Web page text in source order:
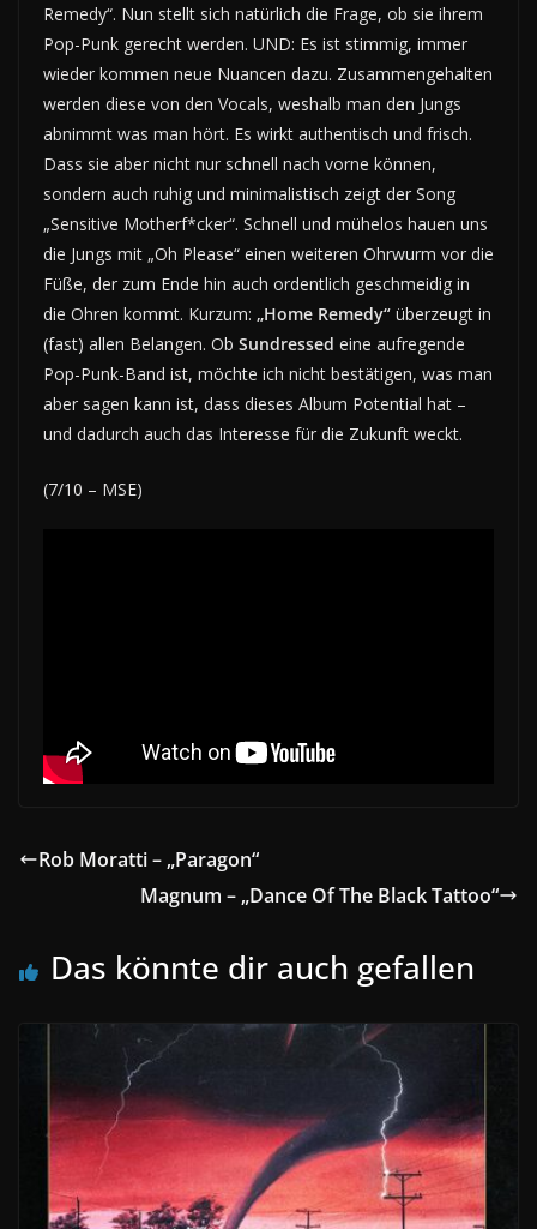
Remedy“. Nun stellt sich natürlich die Frage, ob sie ihrem
Pop-Punk gerecht werden. UND: Es ist stimmig, immer
wieder kommen neue Nuancen dazu. Zusammengehalten
werden diese von den Vocals, weshalb man den Jungs
abnimmt was man hört. Es wirkt authentisch und frisch.
Dass sie aber nicht nur schnell nach vorne können,
sondern auch ruhig und minimalistisch zeigt der Song
„Sensitive Motherf*cker“. Schnell und mühelos hauen uns
die Jungs mit „Oh Please“ einen weiteren Ohrwurm vor die
Füße, der zum Ende hin auch ordentlich geschmeidig in
die Ohren kommt. Kurzum: „Home Remedy“ überzeugt in
(fast) allen Belangen. Ob Sundressed eine aufregende
Pop-Punk-Band ist, möchte ich nicht bestätigen, was man
aber sagen kann ist, dass dieses Album Potential hat –
und dadurch auch das Interesse für die Zukunft weckt.
(7/10 – MSE)
Rob Moratti – „Paragon“
Magnum – „Dance Of The Black Tattoo“
Das könnte dir auch gefallen